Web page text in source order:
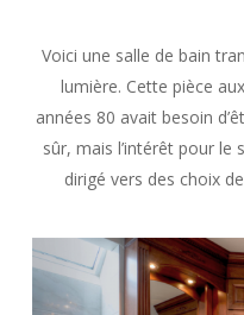
Voici une salle de bain
lumière. Cette pièce
années 80 avait besoin
sûr, mais l’intérêt pour le
dirigé vers des choix